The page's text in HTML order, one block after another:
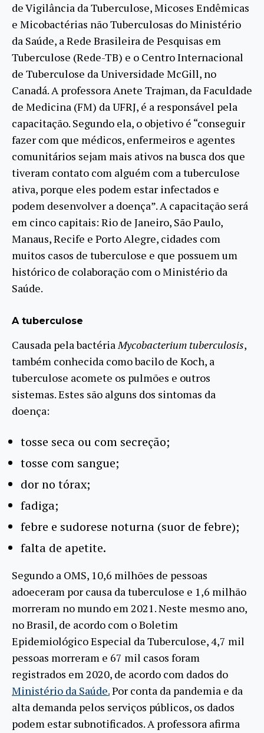
de Vigilância da Tuberculose, Micoses Endêmicas
e Micobactérias não Tuberculosas do Ministério
da Saúde, a Rede Brasileira de Pesquisas em
Tuberculose (Rede-TB) e o Centro Internacional
de Tuberculose da Universidade McGill, no
Canadá. A professora Anete Trajman, da Faculdade
de Medicina (FM) da UFRJ, é a responsável pela
capacitação. Segundo ela, o objetivo é “conseguir
fazer com que médicos, enfermeiros e agentes
comunitários sejam mais ativos na busca dos que
tiveram contato com alguém com a tuberculose
ativa, porque eles podem estar infectados e
podem desenvolver a doença”. A capacitação será
em cinco capitais: Rio de Janeiro, São Paulo,
Manaus, Recife e Porto Alegre, cidades com
muitos casos de tuberculose e que possuem um
histórico de colaboração com o Ministério da
Saúde.
A tuberculose
Causada pela bactériaMycobacterium tuberculosis,
também conhecida como bacilo de Koch, a
tuberculose acomete os pulmões e outros
sistemas. Estes são alguns dos sintomas da
doença:
tosse seca ou com secreção;
tosse com sangue;
dor no tórax;
fadiga;
febre e sudorese noturna (suor de febre);
falta de apetite.
Segundo a OMS, 10,6 milhões de pessoas
adoeceram por causa da tuberculose e 1,6 milhão
morreram no mundo em 2021. Neste mesmo ano,
no Brasil, de acordo com o Boletim
Epidemiológico Especial da Tuberculose, 4,7 mil
pessoas morreram e 67 mil casos foram
registrados em 2020, de acordo com dados do
Ministério da Saúde.Por conta da pandemia e da
alta demanda pelos serviços públicos, os dados
podem estar subnotificados. A professora afirma